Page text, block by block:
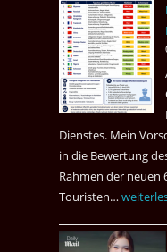
Beste
Gebiet
Dienstes. Mein
in die Bewertung
Rahmen der neuen
Touristen…